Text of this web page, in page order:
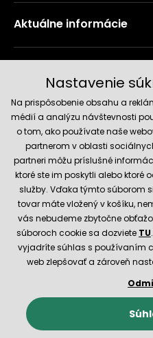
Aktuálne informácie
Spoľahlivý obchod
E-shop vytvorila a
Nastavenie
Na prispôsobenie obsahu a
médií a analýzu návštevnosti
o tom, ako používate naše
partnerom v oblasti
partneri môžu príslušné
ktoré ste im poskytli alebo ktoré
služby. Vďaka týmto súborom
tovar máte vložený v košíku,
vás nebudeme zbytočne
súboroch cookie sa dozviete TU
vyjadríte súhlas s používaním
web zlepšovať a zároveň